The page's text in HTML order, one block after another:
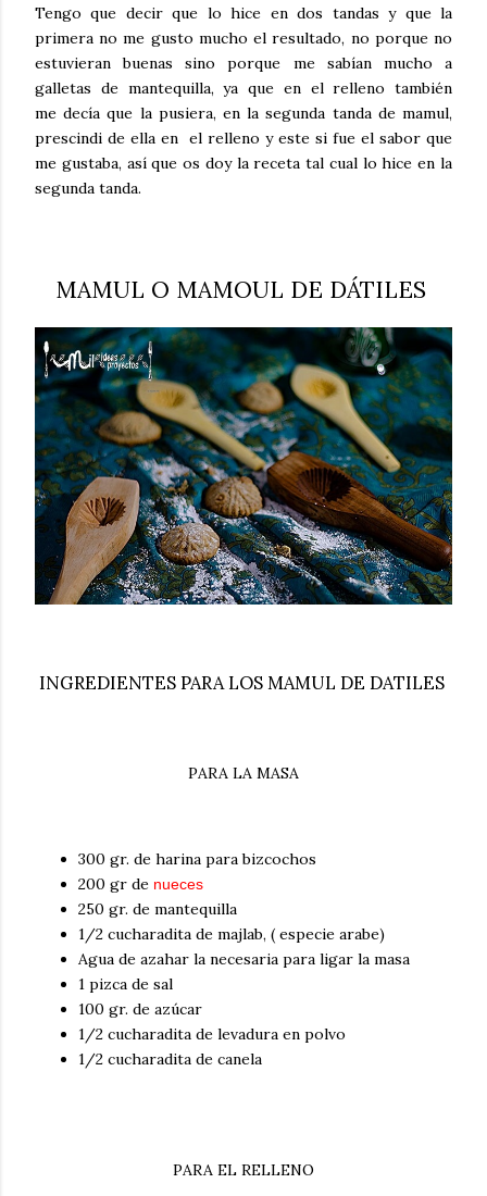
Tengo que decir que lo hice en dos tandas y que la
primera no me gusto mucho el resultado, no porque no
estuvieran buenas sino porque me sabían mucho a
galletas de mantequilla, ya que en el relleno también
me decía que la pusiera, en la segunda tanda de mamul,
prescindi de ella en el relleno y este si fue el sabor que
me gustaba, así que os doy la receta tal cual lo hice en la
segunda tanda.
MAMUL O MAMOUL DE DÁTILES
INGREDIENTES PARA LOS MAMUL DE DATILES
PARA LA MASA
300 gr. de harina para bizcochos
200 gr de nueces
250 gr. de mantequilla
1/2 cucharadita de majlab, ( especie arabe)
Agua de azahar la necesaria para ligar la masa
1 pizca de sal
100 gr. de azúcar
1/2 cucharadita de levadura en polvo
1/2 cucharadita de canela
PARA EL RELLENO